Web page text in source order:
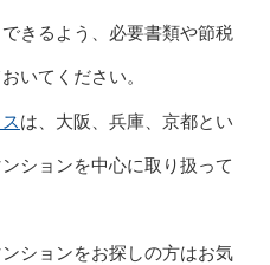
きるよう、必要書類や節税
いてください。
は、大阪、兵庫、京都とい
ションを中心に取り扱って
ションをお探しの方はお気